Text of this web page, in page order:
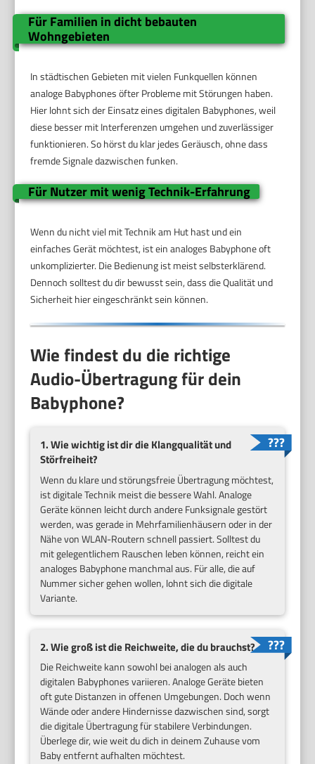
Für Familien in dicht bebauten
Wohngebieten
In städtischen Gebieten mit vielen Funkquellen können
analoge Babyphones öfter Probleme mit Störungen haben.
Hier lohnt sich der Einsatz eines digitalen Babyphones, weil
diese besser mit Interferenzen umgehen und zuverlässiger
funktionieren. So hörst du klar jedes Geräusch, ohne dass
fremde Signale dazwischen funken.
Für Nutzer mit wenig Technik-Erfahrung
Wenn du nicht viel mit Technik am Hut hast und ein
einfaches Gerät möchtest, ist ein analoges Babyphone oft
unkomplizierter. Die Bedienung ist meist selbsterklärend.
Dennoch solltest du dir bewusst sein, dass die Qualität und
Sicherheit hier eingeschränkt sein können.
Wie findest du die richtige
Audio-Übertragung für dein
Babyphone?
1. Wie wichtig ist dir die Klangqualität und
Störfreiheit?
Wenn du klare und störungsfreie Übertragung möchtest,
ist digitale Technik meist die bessere Wahl. Analoge
Geräte können leicht durch andere Funksignale gestört
werden, was gerade in Mehrfamilienhäusern oder in der
Nähe von WLAN-Routern schnell passiert. Solltest du
mit gelegentlichem Rauschen leben können, reicht ein
analoges Babyphone manchmal aus. Für alle, die auf
Nummer sicher gehen wollen, lohnt sich die digitale
Variante.
2. Wie groß ist die Reichweite, die du brauchst?
Die Reichweite kann sowohl bei analogen als auch
digitalen Babyphones variieren. Analoge Geräte bieten
oft gute Distanzen in offenen Umgebungen. Doch wenn
Wände oder andere Hindernisse dazwischen sind, sorgt
die digitale Übertragung für stabilere Verbindungen.
Überlege dir, wie weit du dich in deinem Zuhause vom
Baby entfernt aufhalten möchtest.